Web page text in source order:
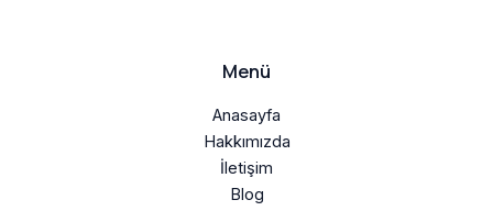
Menü
Anasayfa
Hakkımızda
İletişim
Blog